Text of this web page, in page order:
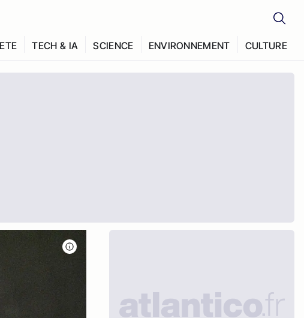
TECH & IA SCIENCE ENVIRONNEMENT CULTURE